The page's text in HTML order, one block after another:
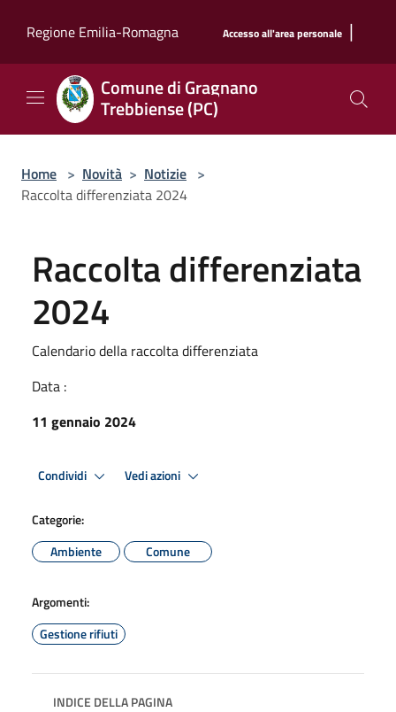
Regione Emilia-Romagna
Accesso all'area personale |
Comune di Gragnano
Trebbiense (PC)
Home > Novità > Notizie >
Raccolta differenziata 2024
Raccolta differenziata
2024
Calendario della raccolta differenziata
Data :
11 gennaio 2024
Condividi Vedi azioni
Categorie:
Ambiente
Comune
Argomenti:
Gestione rifiuti
INDICE DELLA PAGINA